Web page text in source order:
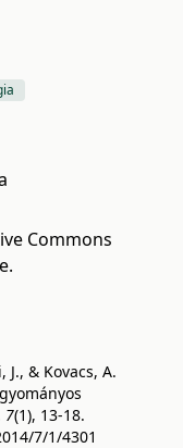
Commons
.
& Kovacs, A.
7(1), 13-18.
7/1/4301